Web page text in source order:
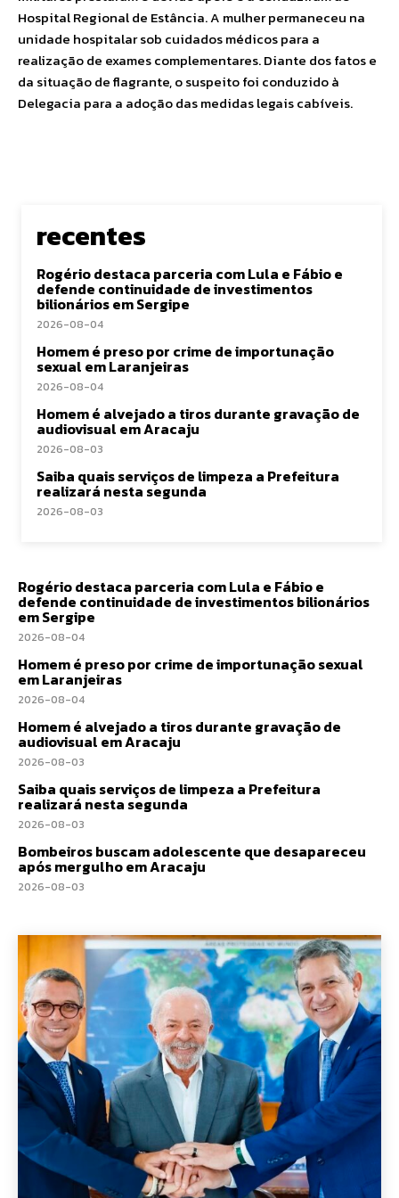
Hospital Regional de Estância. A mulher permaneceu na
unidade hospitalar sob cuidados médicos para a
realização de exames complementares. Diante dos fatos e
da situação de flagrante, o suspeito foi conduzido à
Delegacia para a adoção das medidas legais cabíveis.
recentes
Rogério destaca parceria com Lula e Fábio e
defende continuidade de investimentos
bilionários em Sergipe
2026-08-04
Homem é preso por crime de importunação
sexual em Laranjeiras
2026-08-04
Homem é alvejado a tiros durante gravação de
audiovisual em Aracaju
2026-08-03
Saiba quais serviços de limpeza a Prefeitura
realizará nesta segunda
2026-08-03
Rogério destaca parceria com Lula e Fábio e
defende continuidade de investimentos bilionários
em Sergipe
2026-08-04
Homem é preso por crime de importunação sexual
em Laranjeiras
2026-08-04
Homem é alvejado a tiros durante gravação de
audiovisual em Aracaju
2026-08-03
Saiba quais serviços de limpeza a Prefeitura
realizará nesta segunda
2026-08-03
Bombeiros buscam adolescente que desapareceu
após mergulho em Aracaju
2026-08-03